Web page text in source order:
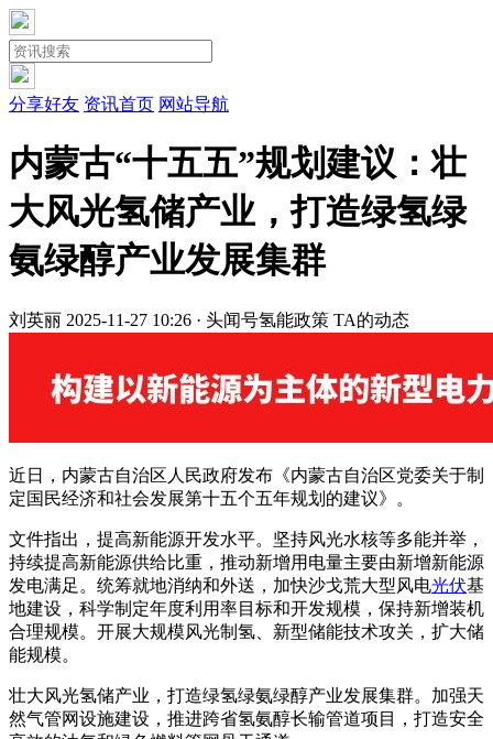
分享好友 资讯首页 网站导航
内蒙古“十五五”规划建议：壮
大风光氢储产业，打造绿氢绿
氨绿醇产业发展集群
刘英丽 2025-11-27 10:26 · 头闻号氢能政策 TA的动态
近日，内蒙古自治区人民政府发布《内蒙古自治区党委关于制
定国民经济和社会发展第十五个五年规划的建议》。
文件指出，提高新能源开发水平。坚持风光水核等多能并举，
持续提高新能源供给比重，推动新增用电量主要由新增新能源
发电满足。统筹就地消纳和外送，加快沙戈荒大型风电光伏基
地建设，科学制定年度利用率目标和开发规模，保持新增装机
合理规模。开展大规模风光制氢、新型储能技术攻关，扩大储
能规模。
壮大风光氢储产业，打造绿氢绿氨绿醇产业发展集群。加强天
然气管网设施建设，推进跨省氢氨醇长输管道项目，打造安全